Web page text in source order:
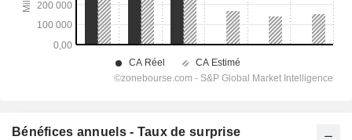
Bénéfices annuels - Taux de surprise